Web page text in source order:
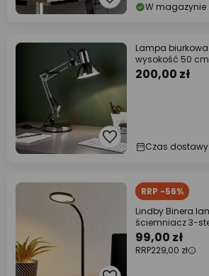
W magazynie
Lampa
wysokość 50
200,00 zł
Czas
RRP -56%
Lindby Binera
ściemniacz 3-
99,00 zł
RRP229,00 zł